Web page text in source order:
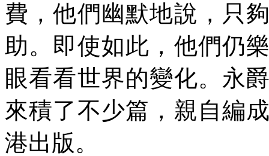
費，他們幽默地說，只
助。即使如此，他們仍
眼看看世界的變化。永
來積了不少篇，親自編
港出版。